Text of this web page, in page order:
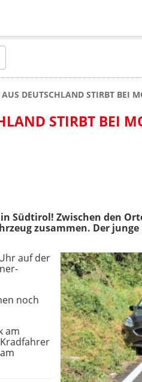
DEUTSCHLAND STIRBT BEI
STIRBT BEI
Südtirol! Zwischen den
zusammen. Der
auf der
noch
am